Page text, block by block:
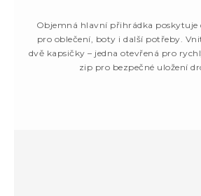
Objemná hlavní přihrádka poskytuje
pro oblečení, boty i další potřeby.
dvě kapsičky – jedna otevřená pro
zip pro bezpečné uložení